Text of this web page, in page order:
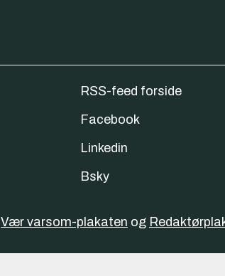
RSS-feed forside
Facebook
Linkedin
Bsky
Vær varsom-plakaten og